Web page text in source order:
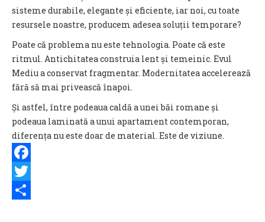
sisteme durabile, elegante și eficiente, iar noi, cu toate
resursele noastre, producem adesea soluții temporare?
Poate că problema nu este tehnologia. Poate că este
ritmul. Antichitatea construia lent și temeinic. Evul
Mediu a conservat fragmentar. Modernitatea accelerează
fără să mai privească înapoi.
Și astfel, între podeaua caldă a unei băi romane și
podeaua laminată a unui apartament contemporan,
diferența nu este doar de material. Este de viziune.
Facebook
Twitter